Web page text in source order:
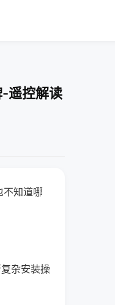
遥控解读
不知道哪
杂安装操